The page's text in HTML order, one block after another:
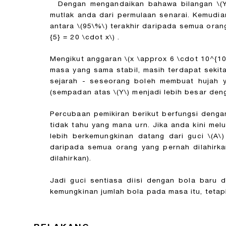
Dengan mengandaikan bahawa bilangan
mutlak anda dari permulaan senarai.
antara\(95\%\) terakhir daripada semua
{5} = 20 \cdot x\) .
Mengikut anggaran\(x \approx 6 \cdot
masa yang sama stabil, masih terdapat
sejarah - seseorang boleh membuat hujah
(sempadan atas\(Y\) menjadi lebih besar
Percubaan pemikiran berikut berfungsi
tidak tahu yang mana urn. Jika anda kini
lebih berkemungkinan datang dari guci\(A\)
daripada semua orang yang pernah
dilahirkan).
Jadi guci sentiasa diisi dengan bola baru
kemungkinan jumlah bola pada masa itu,